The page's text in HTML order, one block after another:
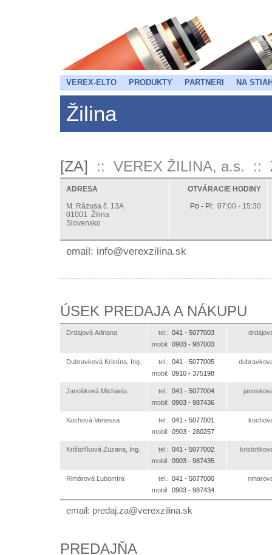
VEREX-ELTO PRODUKTY PARTNERI NA
Žilina
[ZA] :: VEREX ŽILINA, a.s. ::
ADRESA
M. Rázusa č. 13A
01001 Žilina
Slovensko
OTVÁRACIE HODINY
Po - Pi: 07:00 - 15:30
email: ks.anilizxerev@ofni
ÚSEK PREDAJA A NÁKUPU
Drdajová Adriana
tel.:
mobil:
041 - 5077003
0903 - 987003
Dubravková Kristína, Ing.
tel.:
mobil:
041 - 5077005
0910 - 375198
Janošková Michaela
tel.:
mobil:
041 - 5077004
0903 - 987436
Kochová Venessa
tel.:
mobil:
041 - 5077001
0903 - 280257
Krištofíková Zuzana, Ing.
tel.:
mobil:
041 - 5077002
0903 - 987435
Rimárová Ľubomíra
tel.:
mobil:
041 - 5077000
0903 - 987434
email: ks.anilizxerev@az.jaderp
PREDAJŇA